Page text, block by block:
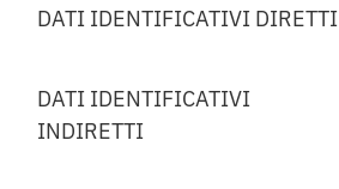
DATI IDENTIFICATIVI DIRETTI
DATI IDENTIFICATIVI
INDIRETTI